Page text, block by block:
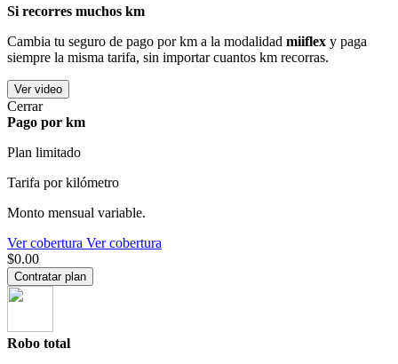
Si recorres muchos km
Cambia tu seguro de pago por km a la modalidad miiflex y paga
siempre la misma tarifa, sin importar cuantos km recorras.
Ver video
Cerrar
Pago por km
Plan limitado
Tarifa por kilómetro
Monto mensual variable.
Ver cobertura Ver cobertura
$0.00
Contratar plan
Robo total